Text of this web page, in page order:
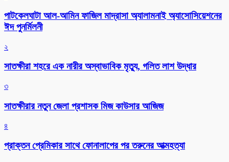
পাটকেলঘাটা আল-আমিন ফাজিল মাদ্রাসা অ্যালামনাই অ্যাসোসিয়েশনের
ঈদ পুনর্মিলনী
২
সাতক্ষীরা শহরে এক নারীর অস্বাভাবিক মৃত্যু, গলিত লাশ উদ্ধার
৩
সাতক্ষীরার নতুন জেলা প্রশাসক মিজ কাউসার আজিজ
৪
প্রাক্তন প্রেমিকার সাথে ফোনালাপের পর তরুনের আত্মহত্যা